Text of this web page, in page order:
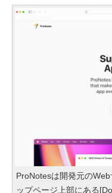
ProNotesは開発元の
ップページ上部にある